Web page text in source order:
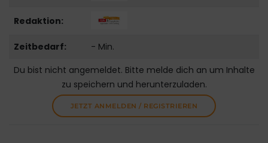
Redaktion:
Zeitbedarf:
- Min.
Du bist nicht angemeldet. Bitte melde dich an um Inhalte
zu speichern und herunterzuladen.
JETZT ANMELDEN / REGISTRIEREN